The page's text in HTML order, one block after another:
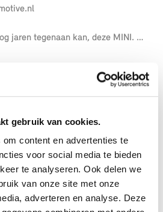
gebruik van cookies.
content en advertenties te
voor social media te bieden
te analyseren. Ook delen we
van onze site met onze
adverteren en analyse. Deze
jaren tegenaan kan, deze MINI. De
laag brandstofverbruik. De
van deze 3-deurs een super
bedienbare glazen
deze auto ook getrakteerd op 16
LED koplampen, dakspoiler, witte
achterbank en LED-